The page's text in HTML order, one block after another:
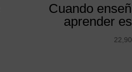
Cuando
aprender